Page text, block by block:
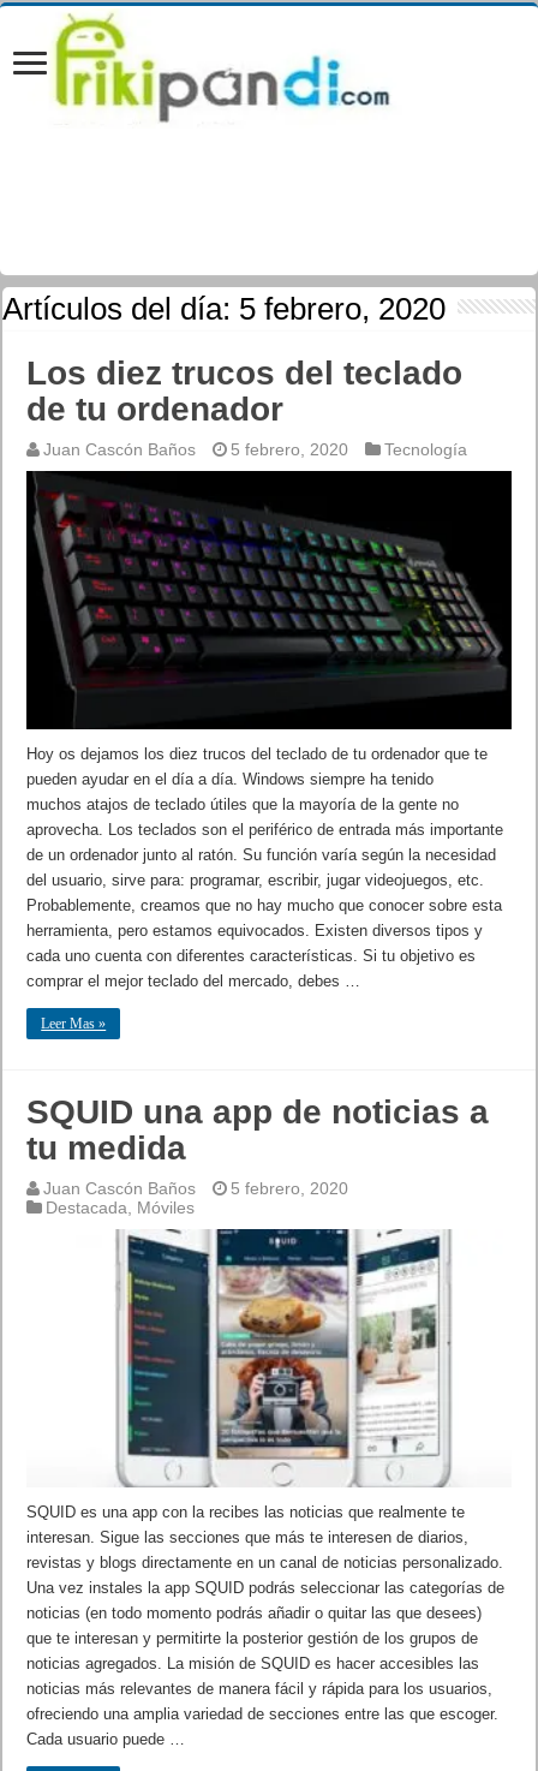
Artículos del día: 5 febrero, 2020
Los diez trucos del teclado
de tu ordenador
Juan Cascón Baños 5 febrero, 2020 Tecnología
Hoy os dejamos los diez trucos del teclado de tu ordenador que te
pueden ayudar en el día a día. Windows siempre ha tenido
muchos atajos de teclado útiles que la mayoría de la gente no
aprovecha. Los teclados son el periférico de entrada más importante
de un ordenador junto al ratón. Su función varía según la necesidad
del usuario, sirve para: programar, escribir, jugar videojuegos, etc.
Probablemente, creamos que no hay mucho que conocer sobre esta
herramienta, pero estamos equivocados. Existen diversos tipos y
cada uno cuenta con diferentes características. Si tu objetivo es
comprar el mejor teclado del mercado, debes …
Leer Mas »
SQUID una app de noticias a
tu medida
Juan Cascón Baños
5 febrero, 2020
Destacada
Móviles
SQUID es una app con la recibes las noticias que realmente te
interesan. Sigue las secciones que más te interesen de diarios,
revistas y blogs directamente en un canal de noticias personalizado.
Una vez instales la app SQUID podrás seleccionar las categorías de
noticias (en todo momento podrás añadir o quitar las que desees)
que te interesan y permitirte la posterior gestión de los grupos de
noticias agregados. La misión de SQUID es hacer accesibles las
noticias más relevantes de manera fácil y rápida para los usuarios,
ofreciendo una amplia variedad de secciones entre las que escoger.
Cada usuario puede …